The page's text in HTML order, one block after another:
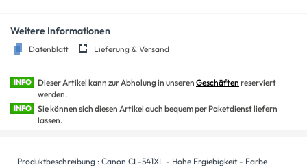
Weitere Informationen
Datenblatt Lieferung & Versand
INFO Dieser Artikel kann zur Abholung in unseren Geschäften reserviert
werden.
INFO
Sie können sich diesen Artikel auch bequem per Paketdienst liefern
lassen.
Produktbeschreibung : Canon CL-541XL - Hohe Ergiebigkeit - Farbe